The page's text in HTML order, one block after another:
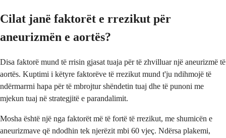
Cilat janë faktorët e rrezikut për
aneurizmën e aortës?
Disa faktorë mund të rrisin gjasat tuaja për të zhvilluar një aneurizmë të
aortës. Kuptimi i këtyre faktorëve të rrezikut mund t'ju ndihmojë të
ndërmarrni hapa për të mbrojtur shëndetin tuaj dhe të punoni me
mjekun tuaj në strategjitë e parandalimit.
Mosha është një nga faktorët më të fortë të rrezikut, me shumicën e
aneurizmave që ndodhin tek njerëzit mbi 60 vjeç. Ndërsa plakemi,